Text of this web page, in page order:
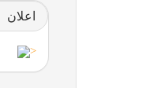
اعلان
<